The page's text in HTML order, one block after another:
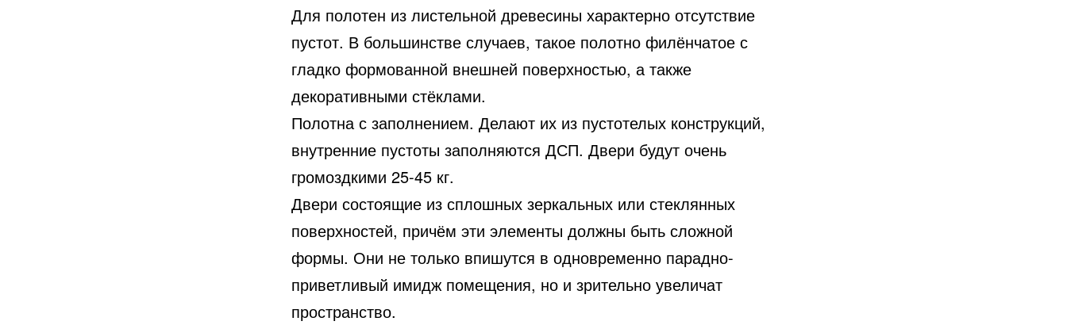
Для полотен из листельной древесины характерно отсутствие
пустот. В большинстве случаев, такое полотно филёнчатое с
гладко формованной внешней поверхностью, а также
декоративными стёклами.
Полотна с заполнением. Делают их из пустотелых конструкций,
внутренние пустоты заполняются ДСП. Двери будут очень
громоздкими 25-45 кг.
Двери состоящие из сплошных зеркальных или стеклянных
поверхностей, причём эти элементы должны быть сложной
формы. Они не только впишутся в одновременно парадно-
приветливый имидж помещения, но и зрительно увеличат
пространство.